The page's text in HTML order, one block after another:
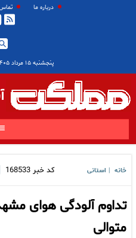
درباره ما
پنجشنبه ۱۵ مرداد ۱۴۰۵
خانه استانی کد خبر 168533
تداوم آلودگی هوای
متوالی